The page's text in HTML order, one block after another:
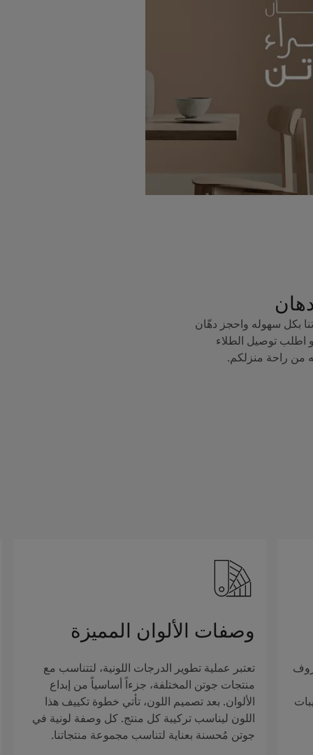
بكل سهوله واحجز دهّان
اطلب توصيل الطلاء
من راحة منزلكم.
وصفات الألوان المميزة
تعتبر عملية تطوير الدرجات اللونية، لتتناسب مع
منتجات جوتن المختلفة، جزءاً أساسياً من إبداع
الألوان. بعد تصميم اللون، تأتي خطوة تكييف هذا
اللون ليناسب تركيبة كل منتج. كل وصفة لونية في
جوتن مُحسنة بعناية لتناسب مجموعة منتجاتنا.